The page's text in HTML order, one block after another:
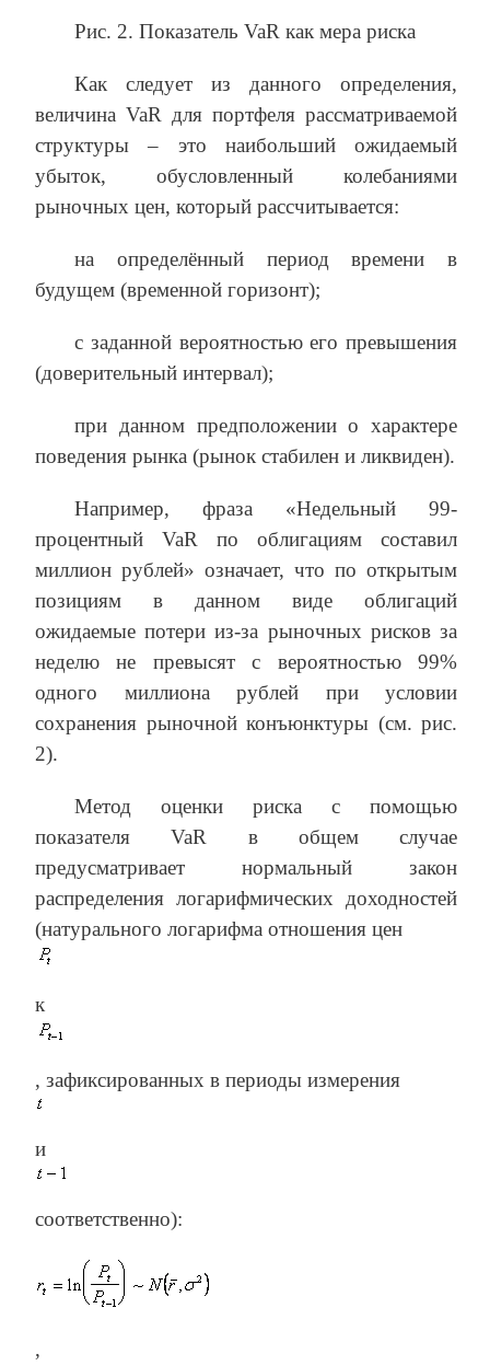
Рис. 2. Показатель VaR как мера риска
Как следует из данного определения,
величина VaR для портфеля рассматриваемой
структуры – это наибольший ожидаемый
убыток, обусловленный колебаниями
рыночных цен, который рассчитывается:
на определённый период времени в
будущем (временной горизонт);
с заданной вероятностью его превышения
(доверительный интервал);
при данном предположении о характере
поведения рынка (рынок стабилен и ликвиден).
Например, фраза «Недельный 99-
процентный VaR по облигациям составил
миллион рублей» означает, что по открытым
позициям в данном виде облигаций
ожидаемые потери из-за рыночных рисков за
неделю не превысят с вероятностью 99%
одного миллиона рублей при условии
сохранения рыночной конъюнктуры (см. рис.
2).
Метод оценки риска с помощью
показателя VaR в общем случае
предусматривает нормальный закон
распределения логарифмических доходностей
(натурального логарифма отношения цен
к
, зафиксированных в периоды измерения
и
соответственно):
,